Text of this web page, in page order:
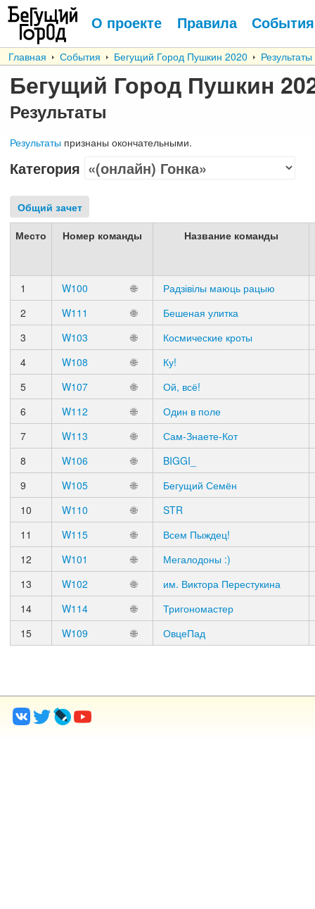
О проекте Правила События
Главная События Бегущий Город Пушкин 2020 Результаты
Бегущий Город Пушкин
Результаты
Результаты признаны окончательными.
Категория
Общий зачет
Место Номер команды Название команды
1 W100 🌐
Радзівілы маюць рацыю
2
W111 🌐
Бешеная улитка
3
W103 🌐
Космические кроты
4
W108 🌐
Ку!
5
W107 🌐
Ой, всё!
6
W112 🌐
Один в поле
7
W113 🌐
Сам-Знаете-Кот
8
W106 🌐
BIGGI_
9
W105 🌐
Бегущий Семён
10
W110 🌐
STR
11
W115 🌐
Всем Пыждец!
12
W101 🌐
Мегалодоны :)
13
W102 🌐
им. Виктора Перестукина
14
W114 🌐
Тригономастер
15
W109 🌐 ОвцеПад